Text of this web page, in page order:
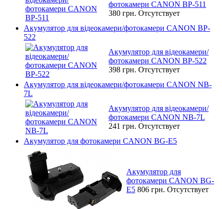
фотокамери CANON BP-511
380 грн. Отсутствует
Акумулятор для відеокамери/фотокамери CANON BP-
522
Акумулятор для відеокамери/
фотокамери CANON BP-522
398 грн. Отсутствует
Акумулятор для відеокамери/фотокамери CANON NB-
7L
Акумулятор для відеокамери/
фотокамери CANON NB-7L
241 грн. Отсутствует
Акумулятор для фотокамери CANON BG-E5
Акумулятор для
фотокамери CANON BG-
E5 806 грн. Отсутствует